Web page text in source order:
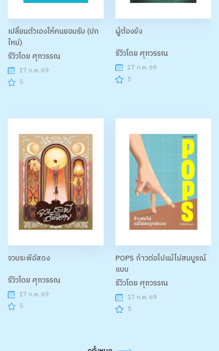
เปลี่ยนตัวเองให้คนยอมรับ (ปก
ใหม่)
รีวิวโดย ศุภวรรณ
17 ก.พ. 69
5
ผู้ต้องขัง
รีวิวโดย ศุภวรรณ
17 ก.พ. 69
5
จวบระพีอัสดง
รีวิวโดย ศุภวรรณ
17 ก.พ. 69
5
POPS ก้าวต่อไปแม้ไม่สมบูรณ์
แบบ
รีวิวโดย ศุภวรรณ
17 ก.พ. 69
5